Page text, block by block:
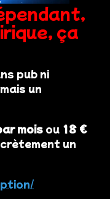
ça
pub ni
un
mois ou 18 €
un